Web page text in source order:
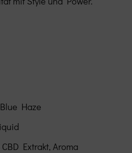
Blue Haze
Extrakt, Aroma